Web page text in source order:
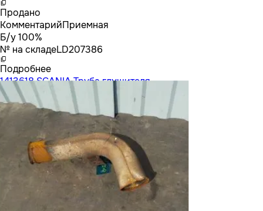
Продано
КомментарийПриемная
Б/у 100%
№ на складеLD207386
Подробнее
1413618 SCANIA Труба глушителя